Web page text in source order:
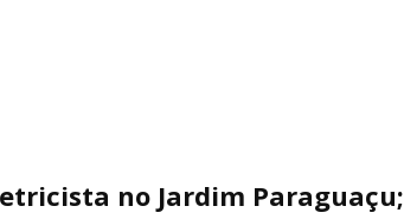
no Jardim Paraguaçu;